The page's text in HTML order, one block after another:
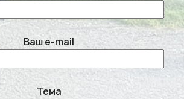
Ваш e-mail
Тема